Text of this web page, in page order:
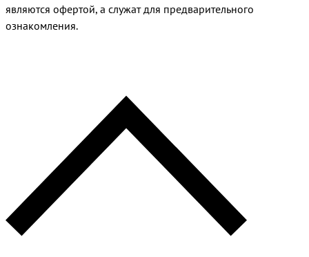
являются офертой, а служат для предварительного
ознакомления.